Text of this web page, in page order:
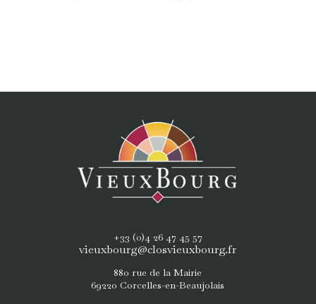
+33 (0)4 26 47 45 57
vieuxbourg@closvieuxbourg.fr
880 rue de la Mairie
69220 Corcelles-en-Beaujolais